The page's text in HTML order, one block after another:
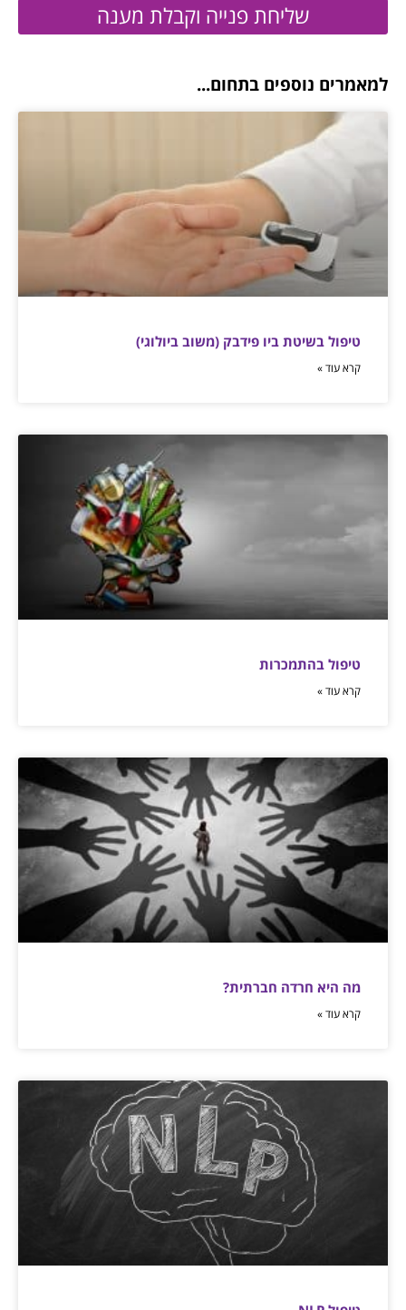
שליחת פנייה וקבלת מענה
למאמרים נוספים בתחום...
טיפול בשיטת ביו פידבק (משוב ביולוגי)
קרא עוד »
טיפול בהתמכרות
קרא עוד »
מה היא חרדה חברתית?
קרא עוד »